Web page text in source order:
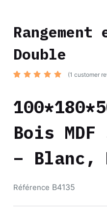
Rangement
Double
based
on
custome
(1 customer
Bois
– Blanc,
Référence B4135